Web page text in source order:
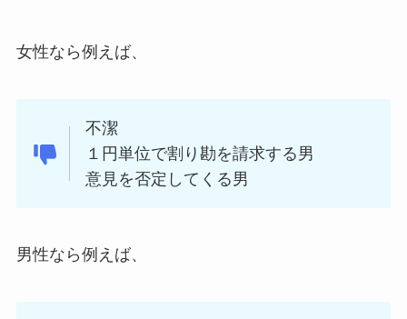
女性なら例えば、
不潔
１円単位で割り勘を請求する男
意見を否定してくる男
男性なら例えば、